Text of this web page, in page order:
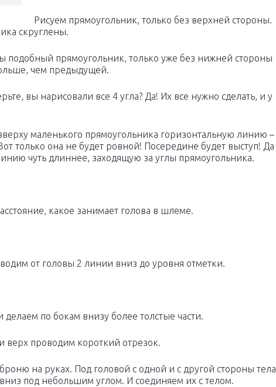
Рисуем прямоугольник, только без верхней стороны.
скруглены.
подобный прямоугольник, только уже без нижней стороны
чем предыдущей.
вы нарисовали все 4 угла? Да! Их все нужно сделать, и у
маленького прямоугольника горизонтальную линию –
только она не будет ровной! Посередине будет выступ! Да
чуть длиннее, заходящую за углы прямоугольника.
какое занимает голова в шлеме.
от головы 2 линии вниз до уровня отметки.
по бокам внизу более толстые части.
проводим короткий отрезок.
на руках. Под головой с одной и с другой стороны тела
под небольшим углом. И соединяем их с телом.